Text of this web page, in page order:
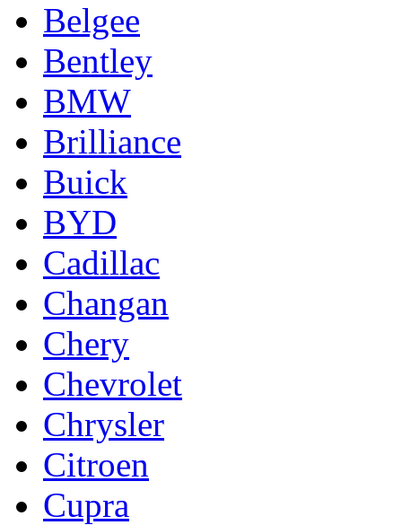
Belgee
Bentley
BMW
Brilliance
Buick
BYD
Cadillac
Changan
Chery
Chevrolet
Chrysler
Citroen
Cupra